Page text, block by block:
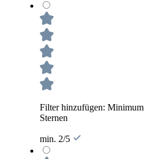
Filter hinzufügen:
Sternen
min. 2/5